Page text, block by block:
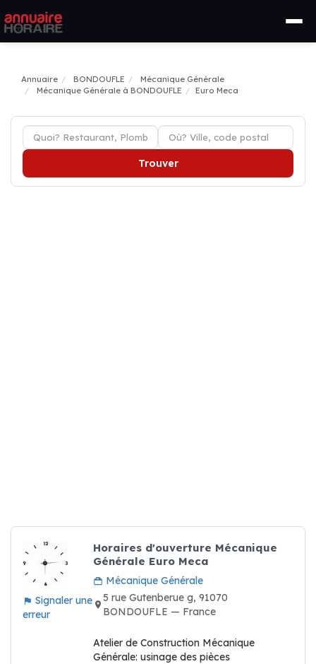
Annuaire BONDOUFLE
Mécanique Générale
Mécanique Générale à BONDOUFLE
Euro Meca
Trouver
Signaler une
erreur
Horaires d'ouverture Mécanique
Générale Euro Meca
Mécanique Générale
5 rue Gutenberue g, 91070
BONDOUFLE — France
Atelier de Construction Mécanique
Générale: usinage des pièces